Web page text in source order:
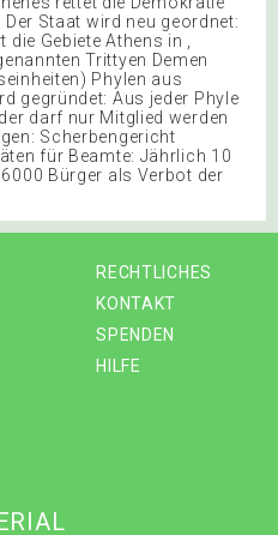
Der Staat wird neu geordnet:
Gebiete Athens in ,
Trittyen Demen
Phylen aus
gegründet: Aus jeder Phyle
darf nur Mitglied werden
Scherbengericht
für Beamte: Jährlich 10
Bürger als Verbot der
RECHTLICHES
KONTAKT
SPENDEN
HILFE